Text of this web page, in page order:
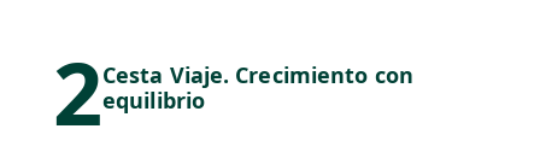
2Cesta Viaje. Crecimiento con
equilibrio